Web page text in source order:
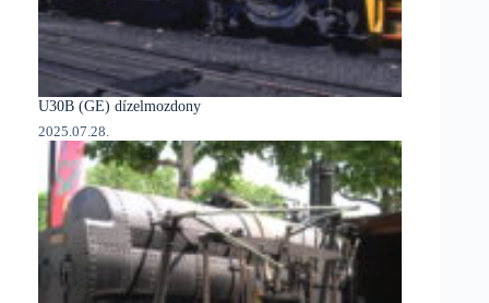
U30B (GE) dízelmozdony
2025.07.28.